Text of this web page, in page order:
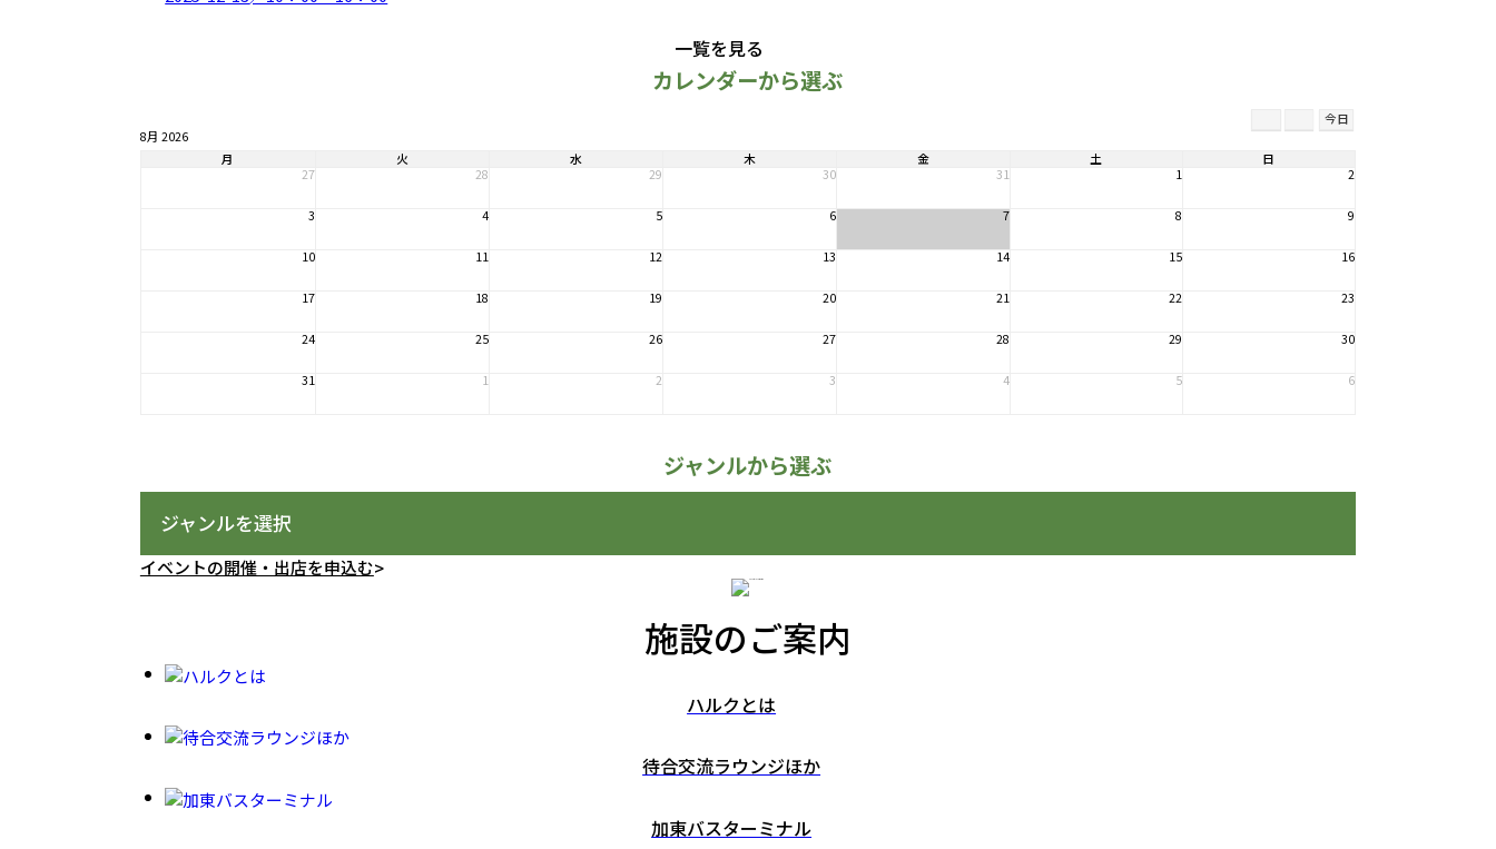
一覧を見る
カレンダーから選ぶ
今日
8月 2026
月
火 水 木 金 土
日
27
28 29 30 31 1 2
3 4 5 6 7 8 9
10 11 12 13 14 15 16
17 18 19 20 21 22 23
24 25 26 27 28 29 30
31 1 2 3 4 5 6
ジャンルから選ぶ
ジャンルを選択
イベントの開催・出店を申込む>
施設のご案内
ハルクとは
待合交流ラウンジほか
加東バスターミナル